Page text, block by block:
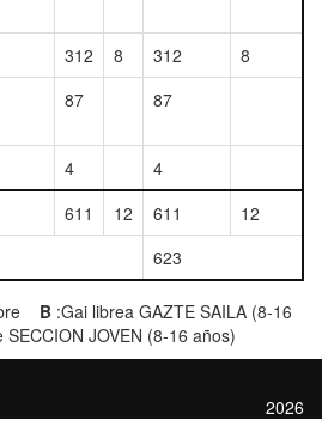
312 8 312
8
87 87
4
4
611 12 611
12
623
B :Gai librea GAZTE SAILA (8-16
JOVEN (8-16 años)
2026